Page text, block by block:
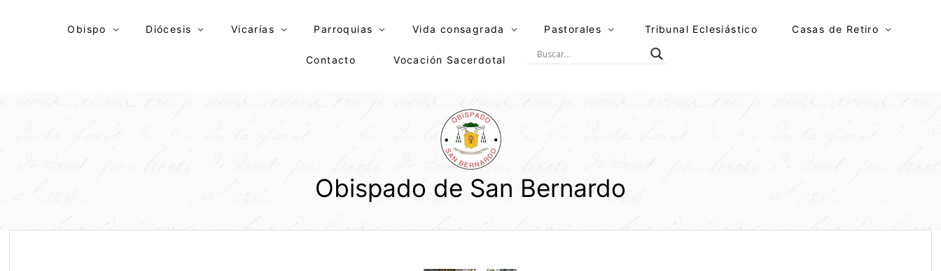
Obispo Diócesis Vicarías Parroquias Vida consagrada Pastorales Tribunal Eclesiástico Casas de Retiro
Contacto Vocación Sacerdotal
Obispado de San Bernardo